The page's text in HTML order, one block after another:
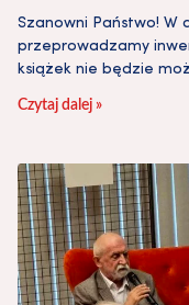
Szanowni Państwo! W
przeprowadzamy
książek nie będzie
Czytaj dalej »